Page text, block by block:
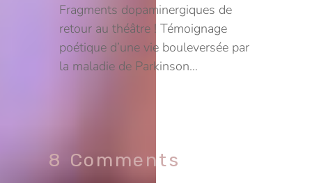
Fragments dopaminergiques de
retour au théâtre ! Témoignage
poétique d’une vie bouleversée par
la maladie de Parkinson…
8 Comments